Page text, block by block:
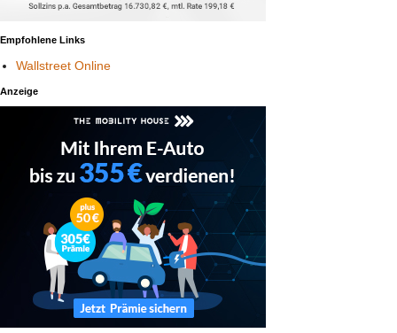
Empfohlene Links
Wallstreet Online
Anzeige